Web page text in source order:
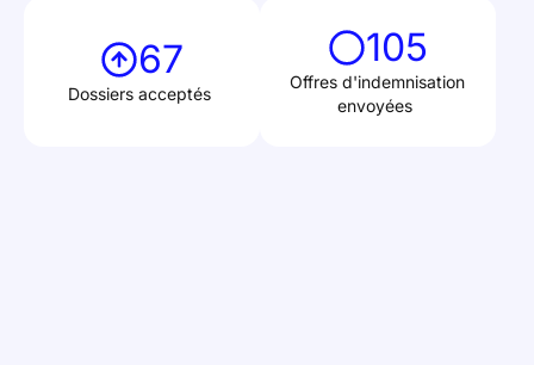
67
Dossiers acceptés
105
Offres d'indemnisation
envoyées